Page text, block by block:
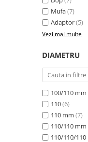
Cadite Dus
Capace WC
Raccorduri Flexibile
Rezervoare-Sifoane-
Scurgere-Accesorii
Mufa(7)
Adaptor(5)
Vezi mai multe
DIAMETRU
100/110 mm
110(6)
110 mm (7)
110/110 mm
110/110/110